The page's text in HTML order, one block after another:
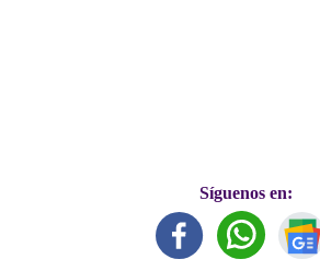
Síguenos en: